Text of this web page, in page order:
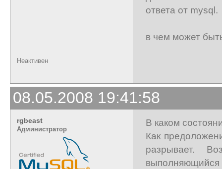
ответа от mysql.
в чем может
Неактивен
08.05.2008 19:41:58
rgbeast
Администратор
В каком
Как
разрывает.